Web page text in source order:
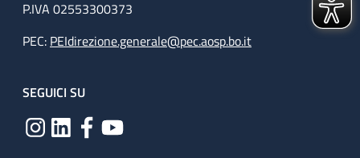
P.IVA 02553300373
PEC: PEIdirezione.generale@pec.aosp.bo.it
SEGUICI SU